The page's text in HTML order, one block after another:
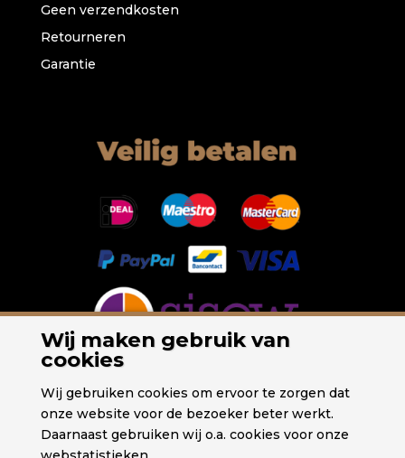
Geen verzendkosten
Retourneren
Garantie
Wij maken gebruik van
cookies
Wij gebruiken cookies om ervoor te zorgen dat
onze website voor de bezoeker beter werkt.
Daarnaast gebruiken wij o.a. cookies voor onze